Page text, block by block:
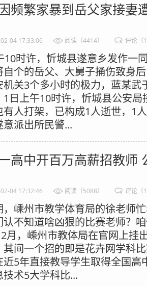
频繁家暴到岳父家接妻
04 17:33:06 阅读（4414） 评论（
时许，忻城县遂意乡发作一
个的岳父、大舅子捅伤致身
机关3个多小时的极力，蓝某武
上午10时许，忻城县公安局
有人打架，已构成1人逝世
派出所民警...
高中开百万高薪招教师
04 17:32:46 阅读（5088） 评论（
嵊州市教学体育局的徐老师
认不知道啥凶狠的比赛老师？
月，嵊州市教体局在官网上挂
间一个招的即是花卉网学科
5年直接教导学生取得全国高
术5大学科比...